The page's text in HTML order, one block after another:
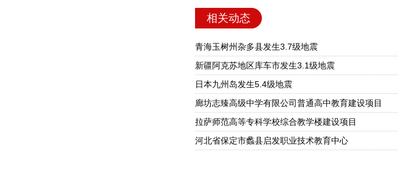
相关动态
青海玉树州杂多县发生3.7级地震
新疆阿克苏地区库车市发生3.1级地震
日本九州岛发生5.4级地震
廊坊志臻高级中学有限公司普通高中教育建设项目
拉萨师范高等专科学校综合教学楼建设项目
河北省保定市蠡县启发职业技术教育中心